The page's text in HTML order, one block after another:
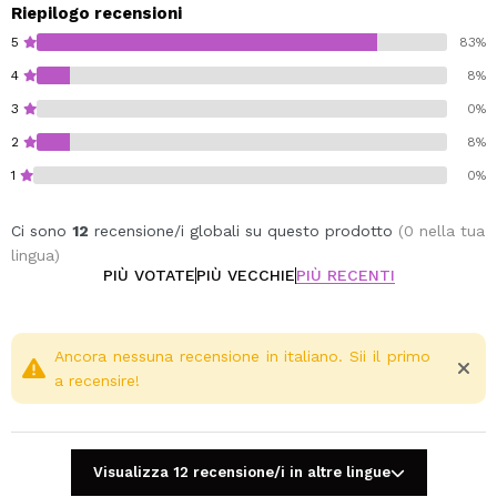
Cruelty free.
Vegan.
Riepilogo recensioni
5 83%
4 8%
3 0%
2 8%
1 0%
Ci sono 12 recensione/i globali su questo prodotto (0 nella tua
lingua)
PIÙ VOTATEPIÙ VECCHIEPIÙ RECENTI
Ancora nessuna recensione in italiano. Sii il primo
a recensire!
Visualizza 12 recensione/i in altre lingue